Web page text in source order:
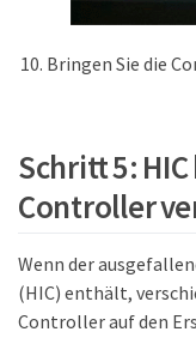
Bringen Sie die
Schritt 5:
Controller
Wenn der
(HIC) enthält,
Controller auf den